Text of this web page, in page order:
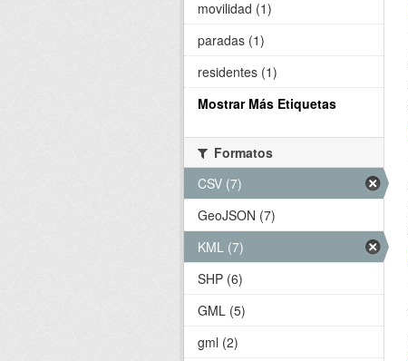
movilidad (1)
paradas (1)
residentes (1)
Mostrar Más Etiquetas
Formatos
CSV (7)
GeoJSON (7)
KML (7)
SHP (6)
GML (5)
gml (2)